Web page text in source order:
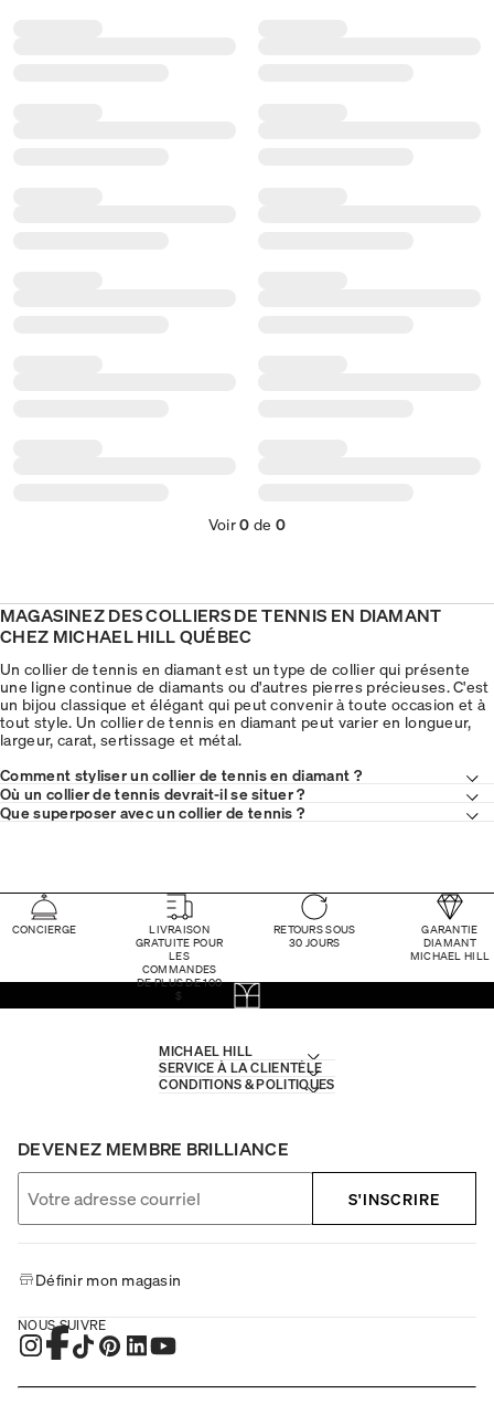
Voir0 de 0
MAGASINEZ DES COLLIERS DE TENNIS EN DIAMANT
CHEZ MICHAEL HILL QUÉBEC
Un collier de tennis en diamant est un type de collier qui présente
une ligne continue de diamants ou d'autres pierres précieuses. C'est
un bijou classique et élégant qui peut convenir à toute occasion et à
tout style. Un collier de tennis en diamant peut varier en longueur,
largeur, carat, sertissage et métal.
Comment styliser un collier de tennis en diamant ?
Où un collier de tennis devrait-il se situer ?
Que superposer avec un collier de tennis ?
CONCIERGE
LIVRAISON
GRATUITE POUR
LES
COMMANDES
DE PLUS DE 100
$
RETOURS SOUS
30 JOURS
GARANTIE
DIAMANT
MICHAEL HILL
MICHAEL HILL
SERVICE À LA CLIENTÈLE
CONDITIONS & POLITIQUES
DEVENEZ MEMBRE BRILLIANCE
S'INSCRIRE
Définir mon magasin
NOUS SUIVRE